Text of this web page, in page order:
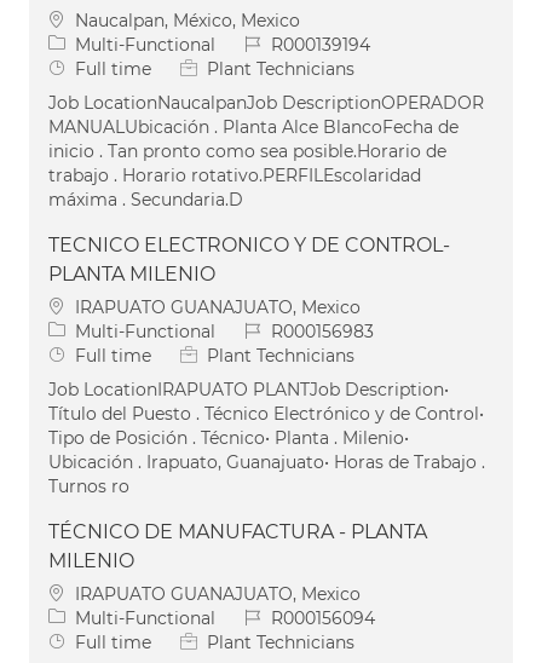
Location
Naucalpan, México, Mexico
Category
Multi-Functional Job IdR000139194
Job Type
Full time
Plant Technicians
Job LocationNaucalpanJob DescriptionOPERADOR
MANUALUbicación . Planta Alce BlancoFecha de
inicio . Tan pronto como sea posible.Horario de
trabajo . Horario rotativo.PERFILEscolaridad
máxima . Secundaria.D
TECNICO ELECTRONICO Y DE CONTROL-
PLANTA MILENIO
Location
IRAPUATO GUANAJUATO, Mexico
Category
Multi-Functional Job IdR000156983
Job Type
Full time
Plant Technicians
Job LocationIRAPUATO PLANTJob Description•
Título del Puesto . Técnico Electrónico y de Control•
Tipo de Posición . Técnico• Planta . Milenio•
Ubicación . Irapuato, Guanajuato• Horas de Trabajo .
Turnos ro
TÉCNICO DE MANUFACTURA - PLANTA
MILENIO
Location
IRAPUATO GUANAJUATO, Mexico
Category
Multi-Functional Job IdR000156094
Job Type
Full time
Plant Technicians